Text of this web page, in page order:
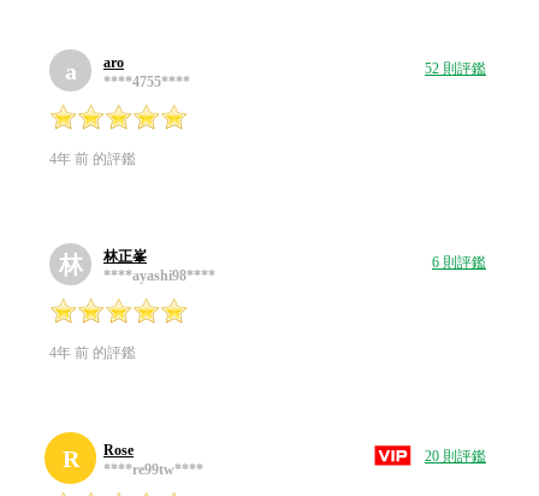
a
aro
****4755****
52 則評鑑
4年 前 的評鑑
林
林正峯
****ayashi98****
6 則評鑑
4年 前 的評鑑
R
Rose
****re99tw****
20 則評鑑